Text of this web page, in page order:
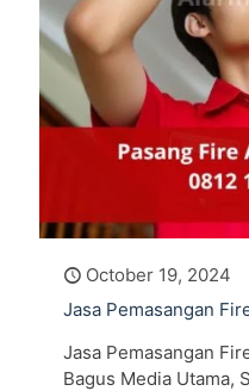
October 19, 2024
Jasa Pemasangan
Jasa Pemasangan
Bagus Media Utama,